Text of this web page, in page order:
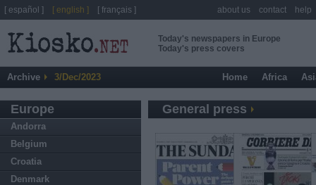
Today's newspapers in Europe
Today's press covers
Archive 3/Dec/2023 Home Africa
Europe
Andorra
Belgium
Croatia
Denmark
General press
[ español ] [ english ] [ français ] about us contact help